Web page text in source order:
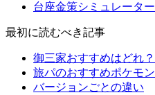
台座金策シミュレーター
最初に読むべき記事
御三家おすすめはどれ？
旅パのおすすめポケモン
バージョンごとの違い